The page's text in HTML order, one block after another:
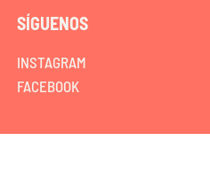
SÍGUENOS
INSTAGRAM
FACEBOOK